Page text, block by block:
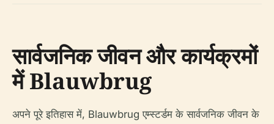
सार्वजनिक जीवन और कार्यक्रमों
में Blauwbrug
अपने पूरे इतिहास में, Blauwbrug एम्स्टर्डम के सार्वजनिक जीवन के